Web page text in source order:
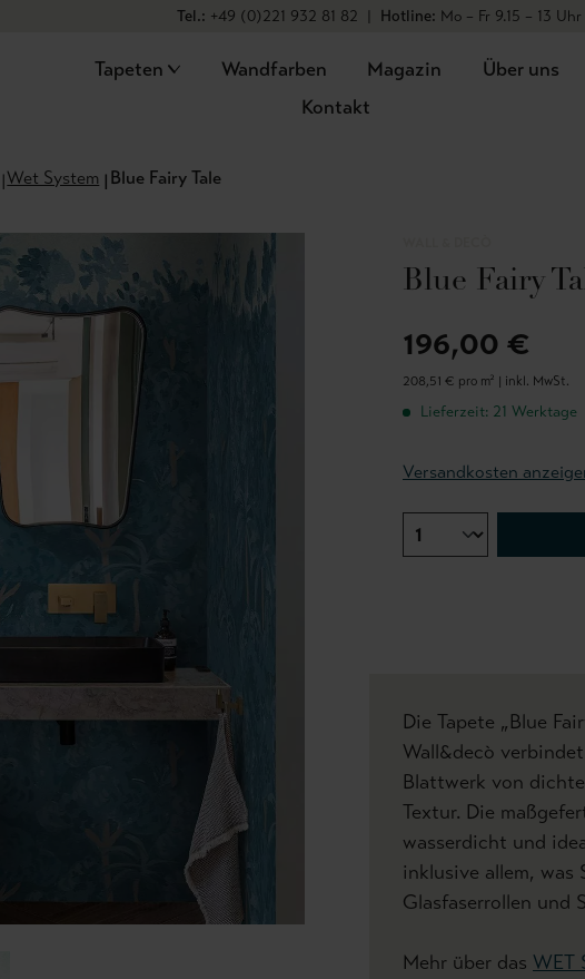
Tel.: +49 (0)221 932 81 82 | Hotline: Mo – Fr 9.15 – 13
Tapeten Wandfarben Magazin
Über uns
Kontakt
Wet System Blue Fairy Tale
Blue Fairy
196,00 €
208,51 € pro m² | inkl. MwSt.
Lieferzeit: 21 Werktage
Versandkosten
Die Tapete „Blue
Wall&decò
Blattwerk von
Textur. Die
wasserdicht und
inklusive allem, was
Glasfaserrollen und
Mehr über das WET